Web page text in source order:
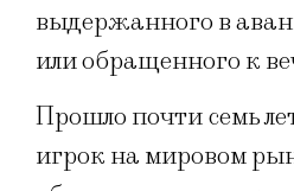
выдержанного в
или обращенного к
Прошло почти семь
игрок на мировом